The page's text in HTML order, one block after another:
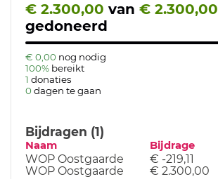
€ 2.300,00 van € 2.300,00
gedoneerd
€ 0,00 nog nodig
100% bereikt
1 donaties
0 dagen te gaan
Bijdragen (1)
Naam Bijdrage
WOP Oostgaarde € -219,11
WOP Oostgaarde
€ 2.300,00